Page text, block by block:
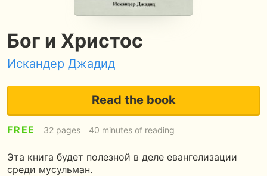
Бог и Христос
Искандер Джадид
Read the book
FREE 32 pages 40 minutes of reading
Эта книга будет полезной в деле евангелизации
среди мусульман.